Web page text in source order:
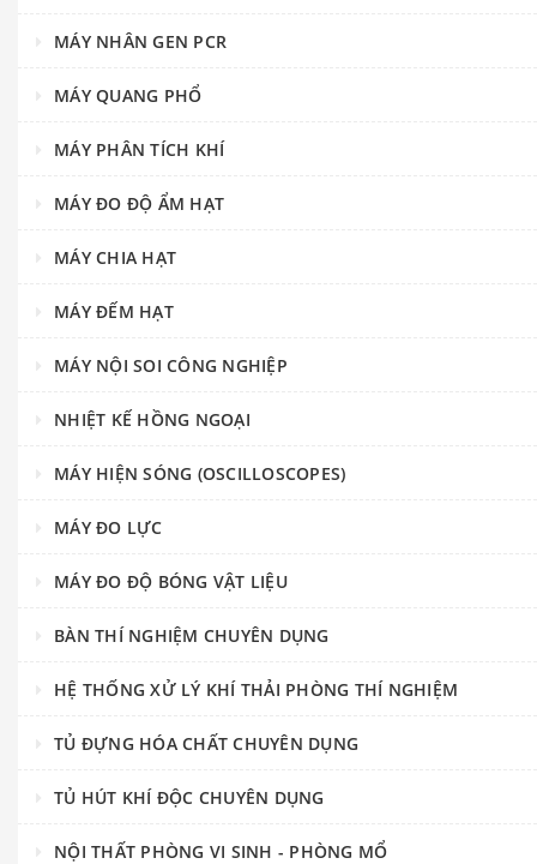
MÁY NHÂN GEN PCR
MÁY QUANG PHỔ
MÁY PHÂN TÍCH KHÍ
MÁY ĐO ĐỘ ẨM HẠT
MÁY CHIA HẠT
MÁY ĐẾM HẠT
MÁY NỘI SOI CÔNG NGHIỆP
NHIỆT KẾ HỒNG NGOẠI
MÁY HIỆN SÓNG (OSCILLOSCOPES)
MÁY ĐO LỰC
MÁY ĐO ĐỘ BÓNG VẬT LIỆU
BÀN THÍ NGHIỆM CHUYÊN DỤNG
HỆ THỐNG XỬ LÝ KHÍ THẢI PHÒNG THÍ NGHIỆM
TỦ ĐỰNG HÓA CHẤT CHUYÊN DỤNG
TỦ HÚT KHÍ ĐỘC CHUYÊN DỤNG
NỘI THẤT PHÒNG VI SINH - PHÒNG MỔ